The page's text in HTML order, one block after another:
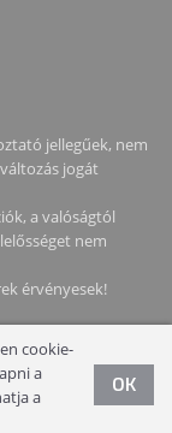
jellegűek, nem
jogát
a valóságtól
nem
érvényesek!
cookie-
a
a
OK